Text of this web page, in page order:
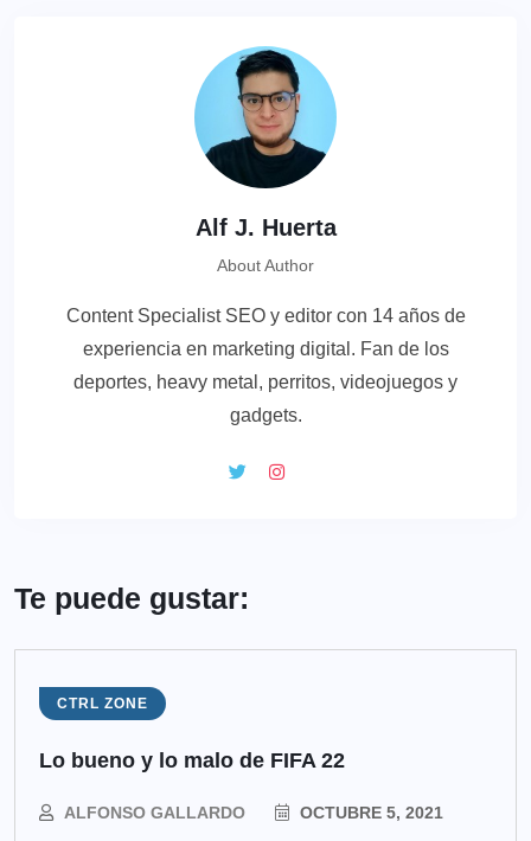
Alf J. Huerta
About Author
Content Specialist SEO y editor con 14 años de
experiencia en marketing digital. Fan de los
deportes, heavy metal, perritos, videojuegos y
gadgets.
Te puede gustar:
CTRL ZONE
Lo bueno y lo malo de FIFA 22
ALFONSO GALLARDO OCTUBRE 5, 2021